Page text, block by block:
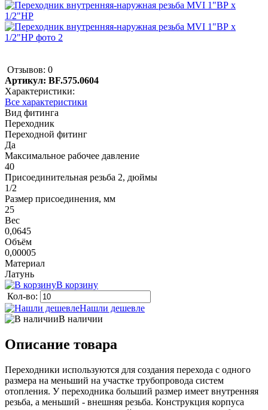
Отзывов: 0
Артикул: BF.575.0604
Характеристики:
Все характеристики
Вид фитинга
Переходник
Переходной фитинг
Да
Максимальное рабочее давление
40
Присоединительная резьба 2, дюймы
1/2
Размер присоединения, мм
25
Вес
0,0645
Объём
0,00005
Материал
Латунь
В корзину
Кол-во:
Нашли дешевле
В наличии
Описание товара
Переходники используются для создания перехода с одного
размера на меньший на участке трубопровода систем
отопления. У переходника больший размер имеет внутренняя
резьба, а меньший - внешняя резьба. Конструкция корпуса